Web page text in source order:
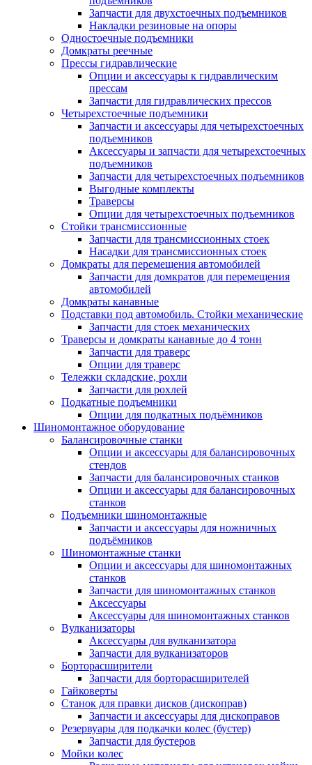
Запчасти для двухстоечных подъемников
Накладки резиновые на опоры
Одностоечные подъемники
Домкраты реечные
Прессы гидравлические
Опции и аксессуары к гидравлическим
прессам
Запчасти для гидравлических прессов
Четырехстоечные подъемники
Запчасти и аксессуары для четырехстоечных
подъемников
Аксессуары и запчасти для четырехстоечных
подъемников
Запчасти для четырехстоечных подъемников
Выгодные комплекты
Траверсы
Опции для четырехстоечных подъемников
Стойки трансмиссионные
Запчасти для трансмиссионных стоек
Насадки для трансмиссионных стоек
Домкраты для перемещения автомобилей
Запчасти для домкратов для перемещения
автомобилей
Домкраты канавные
Подставки под автомобиль. Стойки механические
Запчасти для стоек механических
Траверсы и домкраты канавные до 4 тонн
Запчасти для траверс
Опции для траверс
Тележки складские, рохли
Запчасти для рохлей
Подкатные подъемники
Опции для подкатных подъёмников
Шиномонтажное оборудование
Балансировочные станки
Опции и аксессуары для балансировочных
стендов
Запчасти для балансировочных станков
Опции и аксессуары для балансировочных
станков
Подъемники шиномонтажные
Запчасти и аксессуары для ножничных
подъёмников
Шиномонтажные станки
Опции и аксессуары для шиномонтажных
станков
Запчасти для шиномонтажных станков
Аксессуары
Аксессуары для шиномонтажных станков
Вулканизаторы
Аксессуары для вулканизатора
Запчасти для вулканизаторов
Борторасширители
Запчасти для борторасширителей
Гайковерты
Станок для правки дисков (дископрав)
Запчасти и аксессуары для дископравов
Резервуары для подкачки колес (бустер)
Запчасти для бустеров
Мойки колес